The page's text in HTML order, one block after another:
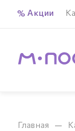
Акции
Главная —